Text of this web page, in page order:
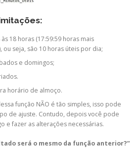
18 horas (17:59:59 horas mais
ou seja, são 10 horas úteis por dia;
e domingos;
horário de almoço.
função NÃO é tão simples, isso pode
de ajuste. Contudo, depois você pode
e fazer as alterações necessárias.
será o mesmo da função anterior?”